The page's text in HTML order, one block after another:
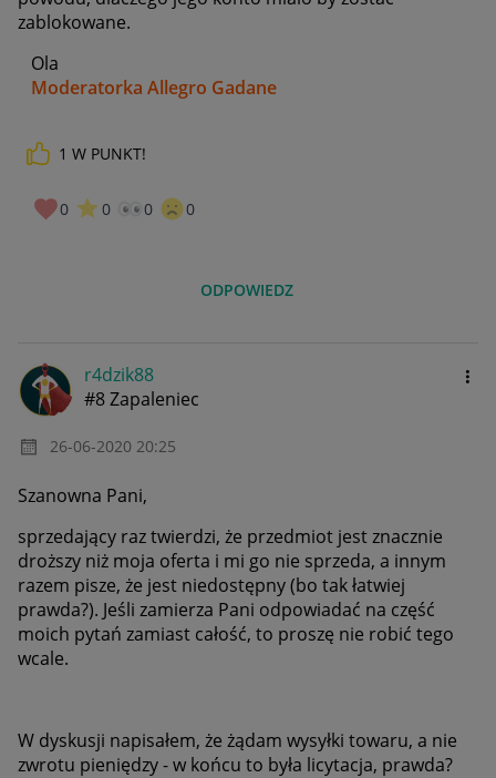
zablokowane.
Ola
Moderatorka Allegro Gadane
1 W PUNKT!
0 0 0 0
ODPOWIEDZ
r4dzik88
#8 Zapaleniec
‎26-06-2020 20:25
Szanowna Pani,
sprzedający raz twierdzi, że przedmiot jest znacznie
droższy niż moja oferta i mi go nie sprzeda, a innym
razem pisze, że jest niedostępny (bo tak łatwiej
prawda?). Jeśli zamierza Pani odpowiadać na część
moich pytań zamiast całość, to proszę nie robić tego
wcale.
W dyskusji napisałem, że żądam wysyłki towaru, a nie
zwrotu pieniędzy - w końcu to była licytacja, prawda?